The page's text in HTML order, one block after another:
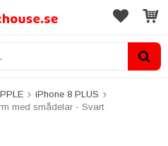
iPhone 8 PLUS
med smådelar - Svart